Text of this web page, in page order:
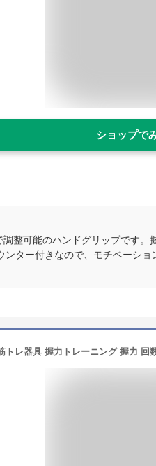
ショップで
整可能のハンドグリップです
ンター付きなので、モチベーシ